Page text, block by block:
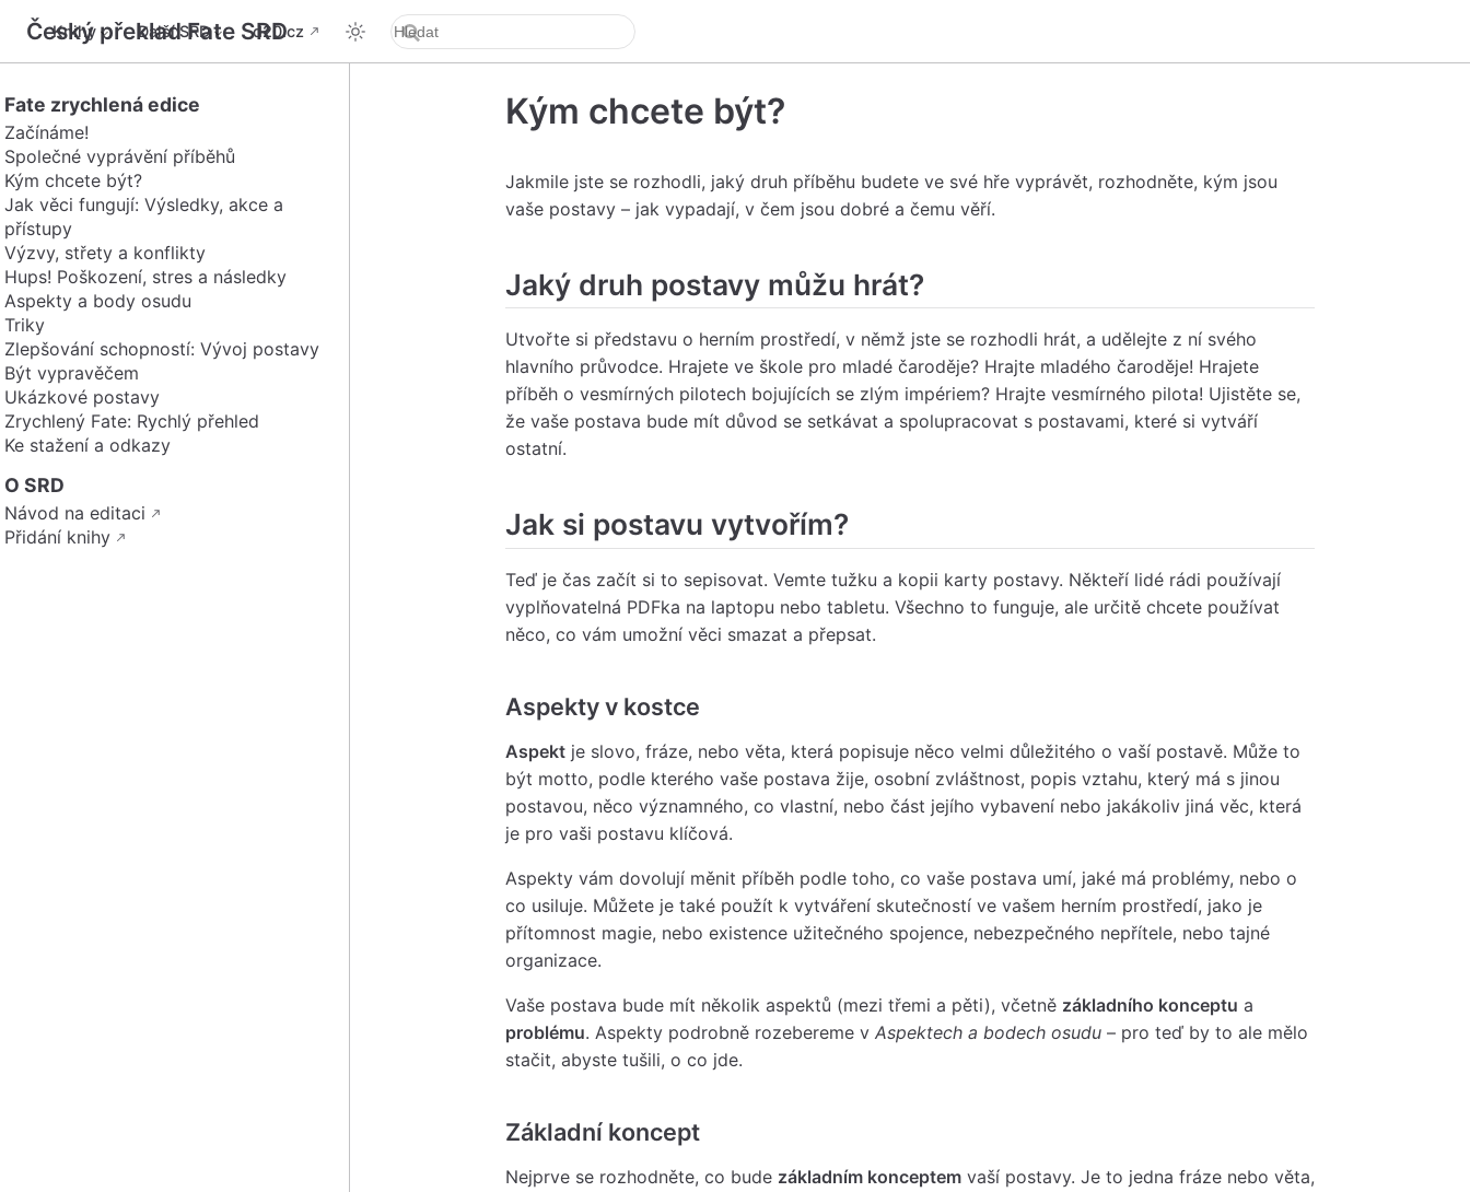
Český překlad Fate SRD
Knihy Další SRD d20.cz
Fate zrychlená edice
Začínáme!
Společné vyprávění příběhů
Kým chcete být?
Jak věci fungují: Výsledky, akce a
přístupy
Výzvy, střety a konflikty
Hups! Poškození, stres a následky
Aspekty a body osudu
Triky
Zlepšování schopností: Vývoj postavy
Být vypravěčem
Ukázkové postavy
Zrychlený Fate: Rychlý přehled
Ke stažení a odkazy
O SRD
Návod na editaci
Přidání knihy
Kým chcete být?
Jakmile jste se rozhodli, jaký druh příběhu budete ve své hře vyprávět, rozhodněte, kým jsou
vaše postavy – jak vypadají, v čem jsou dobré a čemu věří.
Jaký druh postavy můžu hrát?
Utvořte si představu o herním prostředí, v němž jste se rozhodli hrát, a udělejte z ní svého
hlavního průvodce. Hrajete ve škole pro mladé čaroděje? Hrajte mladého čaroděje! Hrajete
příběh o vesmírných pilotech bojujících se zlým impériem? Hrajte vesmírného pilota! Ujistěte se,
že vaše postava bude mít důvod se setkávat a spolupracovat s postavami, které si vytváří
ostatní.
Jak si postavu vytvořím?
Teď je čas začít si to sepisovat. Vemte tužku a kopii karty postavy. Někteří lidé rádi používají
vyplňovatelná PDFka na laptopu nebo tabletu. Všechno to funguje, ale určitě chcete používat
něco, co vám umožní věci smazat a přepsat.
Aspekty v kostce
Aspekt je slovo, fráze, nebo věta, která popisuje něco velmi důležitého o vaší postavě. Může to
být motto, podle kterého vaše postava žije, osobní zvláštnost, popis vztahu, který má s jinou
postavou, něco významného, co vlastní, nebo část jejího vybavení nebo jakákoliv jiná věc, která
je pro vaši postavu klíčová.
Aspekty vám dovolují měnit příběh podle toho, co vaše postava umí, jaké má problémy, nebo o
co usiluje. Můžete je také použít k vytváření skutečností ve vašem herním prostředí, jako je
přítomnost magie, nebo existence užitečného spojence, nebezpečného nepřítele, nebo tajné
organizace.
Vaše postava bude mít několik aspektů (mezi třemi a pěti), včetně základního konceptu a
problému. Aspekty podrobně rozebereme v Aspektech a bodech osudu – pro teď by to ale mělo
stačit, abyste tušili, o co jde.
Základní koncept
Nejprve se rozhodněte, co bude základním konceptem vaší postavy. Je to jedna fráze nebo věta,